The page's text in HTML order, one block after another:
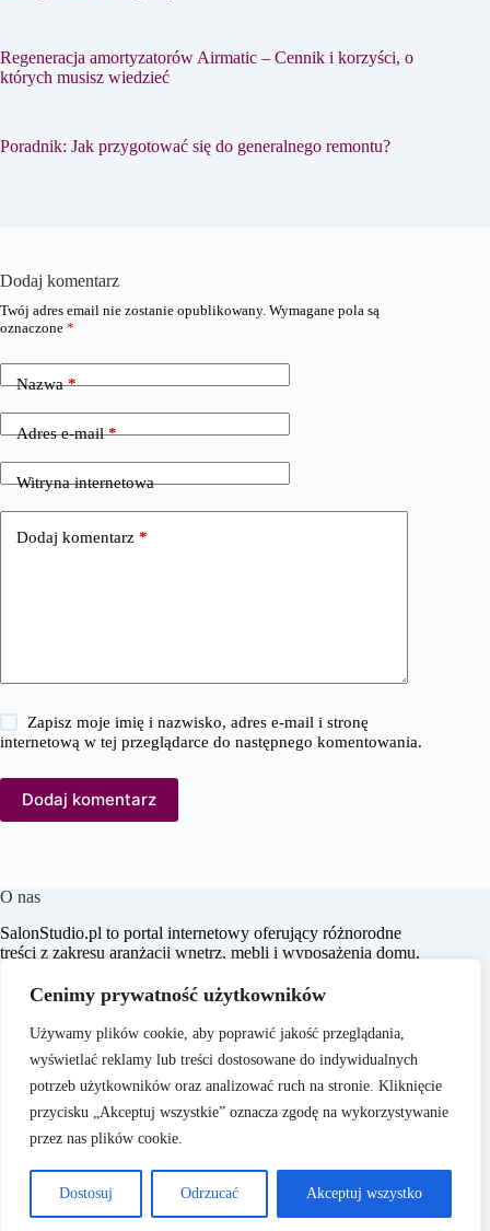
Cenimy prywatność użytkowników
Używamy plików cookie, aby poprawić jakość przeglądania,
wyświetlać reklamy lub treści dostosowane do indywidualnych
potrzeb użytkowników oraz analizować ruch na stronie. Kliknięcie
przycisku „Akceptuj wszystkie” oznacza zgodę na wykorzystywanie
przez nas plików cookie.
Dostosuj Odrzucać Akceptuj wszystko
Regeneracja amortyzatorów Airmatic – Cennik i korzyści, o
których musisz wiedzieć
Poradnik: Jak przygotować się do generalnego remontu?
Dodaj komentarz
Twój adres email nie zostanie opublikowany. Wymagane pola są
oznaczone *
Nazwa*
Adres e-mail*
Witryna internetowa
Dodaj komentarz *
Zapisz moje imię i nazwisko, adres e-mail i stronę
internetową w tej przeglądarce do następnego komentowania.
Dodaj komentarz
O nas
SalonStudio.pl to portal internetowy oferujący różnorodne
treści z zakresu aranżacji wnętrz, mebli i wyposażenia domu,
celem jest dostarczanie aktualnych informacji, praktycznych
porad oraz inspiracji, które wspierają czytelników w
tworzeniu funkcjonalnych i estetycznych przestrzeni
życiowych.
Copyright © 2026 -
O nas
Polityka Prywatności